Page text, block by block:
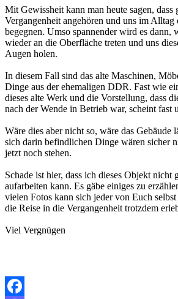
Mit Gewissheit kann man heute sagen, dass
Vergangenheit angehören und uns im
begegnen. Umso spannender wird es dann,
wieder an die Oberfläche treten und uns
Augen holen.
In diesem Fall sind das alte Maschinen,
Dinge aus der ehemaligen DDR. Fast wie
dieses alte Werk und die Vorstellung, dass
nach der Wende in Betrieb war, scheint fast
Wäre dies aber nicht so, wäre das Gebäude
sich darin befindlichen Dinge wären sicher
jetzt noch stehen.
Schade ist hier, dass ich dieses Objekt nicht
aufarbeiten kann. Es gäbe einiges zu
vielen Fotos kann sich jeder von Euch
die Reise in die Vergangenheit trotzdem
Viel Vergnügen